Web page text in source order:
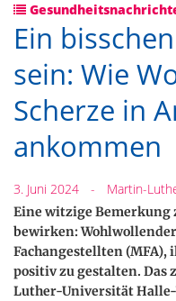
Ein
sein: Wie
Scherze in
ankommen
3. Juni 2024 - Martin-
Eine witzige
bewirken:
Fachangestellten
positiv zu gestalten. Das
Luther-Universität